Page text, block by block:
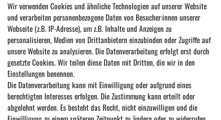
E-MAIL ***
Newsletter
Honig
Hiermit bestätige ich, dass ich dieDaten­schutz­erklärunggelesen habe. Meine Einwilligung
kann ich jederzeit widerrufen.***
*** Hierbei handelt es sich um ein Pflichtfeld.
Wir verwenden Cookies und ähnliche Technologien auf unserer Website
und verarbeiten personenbezogene Daten von Besucher:innen unserer
Webseite (z.B. IP-Adresse), um z.B. Inhalte und Anzeigen zu
personalisieren, Medien von Drittanbietern einzubinden oder Zugriffe auf
unsere Website zu analysieren. Die Datenverarbeitung erfolgt erst durch
gesetzte Cookies. Wir teilen diese Daten mit Dritten, die wir in den
Einstellungen benennen.
Die Datenverarbeitung kann mit Einwilligung oder aufgrund eines
berechtigten Interesses erfolgen. Die Zustimmung kann erteilt oder
abgelehnt werden. Es besteht das Recht, nicht einzuwilligen und die